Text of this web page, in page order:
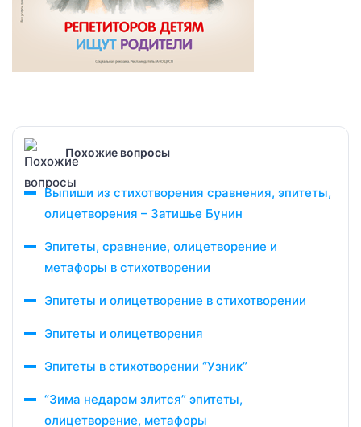
Похожие вопросы
Выпиши из стихотворения сравнения, эпитеты,
олицетворения – Затишье Бунин
Эпитеты, сравнение, олицетворение и
метафоры в стихотворении
Эпитеты и олицетворение в стихотворении
Эпитеты и олицетворения
Эпитеты в стихотворении “Узник”
“Зима недаром злится” эпитеты,
олицетворение, метафоры